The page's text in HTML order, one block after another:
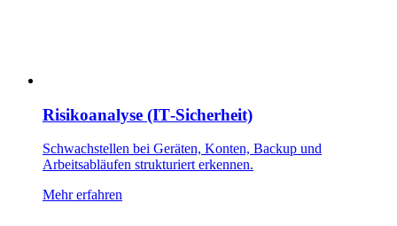
Risikoanalyse (IT‑Sicherheit)
Schwachstellen bei Geräten, Konten, Backup und
Arbeitsabläufen strukturiert erkennen.
Mehr erfahren